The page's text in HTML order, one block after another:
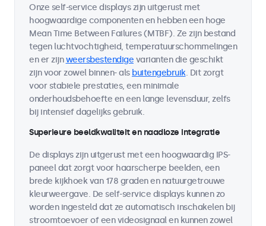
Onze self-service displays zijn uitgerust met
hoogwaardige componenten en hebben een hoge
Mean Time Between Failures (MTBF). Ze zijn bestand
tegen luchtvochtigheid, temperatuurschommelingen
en er zijnweersbestendige varianten die geschikt
zijn voor zowel binnen- als buitengebruik. Dit zorgt
voor stabiele prestaties, een minimale
onderhoudsbehoefte en een lange levensduur, zelfs
bij intensief dagelijks gebruik.
Superieure beeldkwaliteit en naadloze integratie
De displays zijn uitgerust met een hoogwaardig IPS-
paneel dat zorgt voor haarscherpe beelden, een
brede kijkhoek van 178 graden en natuurgetrouwe
kleurweergave. De self-service displays kunnen zo
worden ingesteld dat ze automatisch inschakelen bij
stroomtoevoer of een videosignaal en kunnen zowel